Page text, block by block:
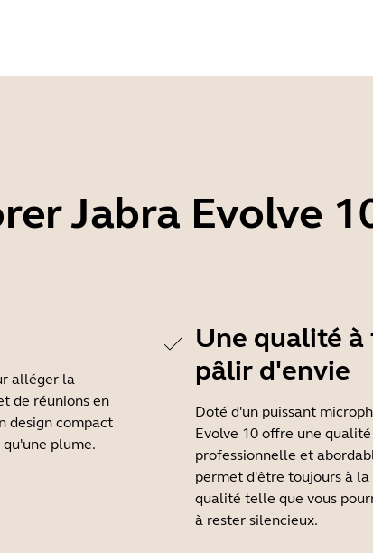
Jabra Evolve
alléger la
de réunions en
design compact
plume.
Une qualité à
pâlir d'envie
Doté d'un puissant
Evolve 10 offre une
professionnelle et
permet d'être toujours à la
qualité telle que vous
à rester silencieux.